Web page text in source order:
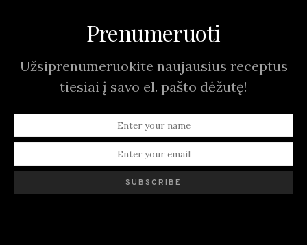
Prenumeruoti
Užsiprenumeruokite naujausius receptus
tiesiai į savo el. pašto dėžutę!
SUBSCRIBE